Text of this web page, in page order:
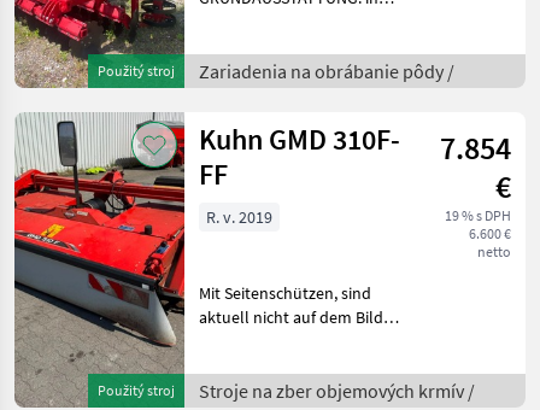
Použitý stroj
III/IV, Beleuchtung +
P280040001 Scheiben
ZUSATZAUSRÜST
Zariadenia na obrábanie pôdy /
Použitý stroj
Kuhn GMD 310F-
FF
7.854
€
19 % s DPH
6.600 €
netto
R. v. 2019
Mit Seitenschützen, sind
aktuell nicht auf dem Bild
kosa, Kardánovyý hriadeľ:
Stroje na zber objemových krmív /